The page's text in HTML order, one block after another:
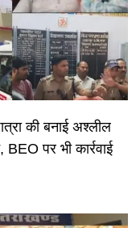
की बनाई अश्लील
पर भी कार्रवाई